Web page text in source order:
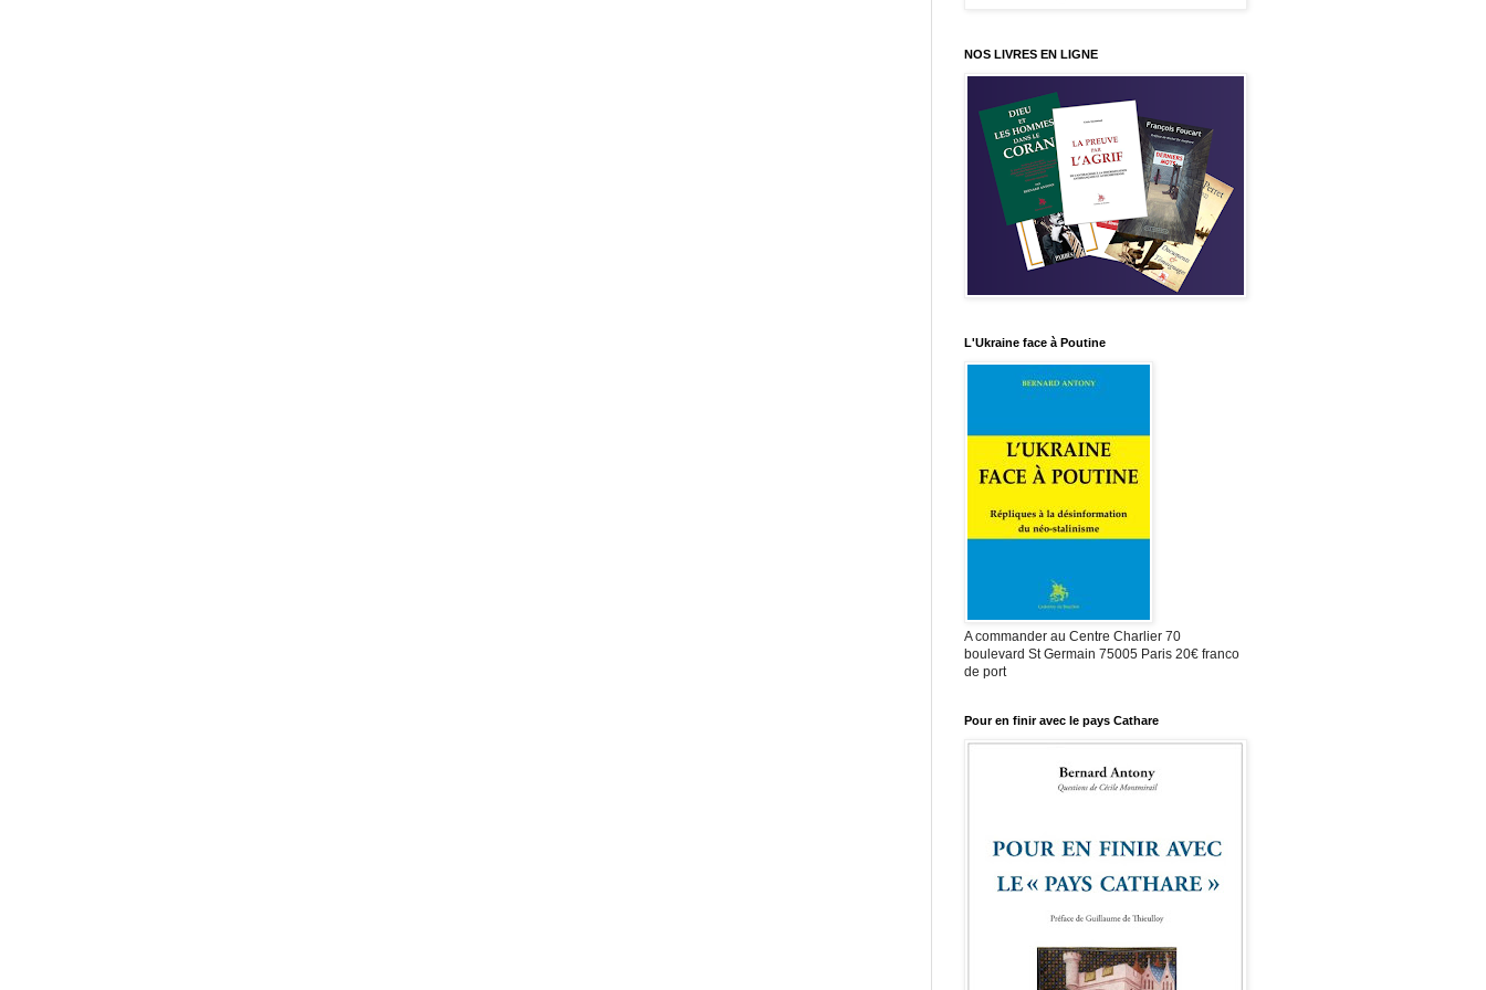
NOS LIVRES EN LIGNE
L'Ukraine face à Poutine
A commander au Centre Charlier 70
boulevard St Germain 75005 Paris 20€ franco
de port
Pour en finir avec le pays Cathare